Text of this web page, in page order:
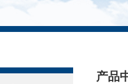
产品